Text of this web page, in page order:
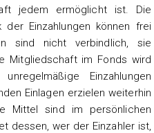
jedem ermöglicht ist. Die
der Einzahlungen können frei
sind nicht verbindlich, sie
Mitgliedschaft im Fonds wird
Einzahlungen
Einlagen erzielen weiterhin
Mittel sind im persönlichen
dessen, wer der Einzahler ist,